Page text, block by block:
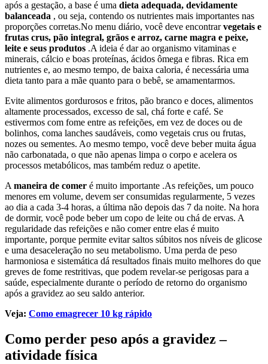
após a gestação, a base é uma dieta adequada, devidamente
balanceada , ou seja, contendo os nutrientes mais importantes nas
proporções corretas.No menu diário, você deve encontrarvegetais e
frutas crus, pão integral, grãos e arroz, carne magra e peixe,
leite e seus produtos .A ideia é dar ao organismo vitaminas e
minerais, cálcio e boas proteínas, ácidos ômega e fibras. Rica em
nutrientes e, ao mesmo tempo, de baixa caloria, é necessária uma
dieta tanto para a mãe quanto para o bebê, se amamentarmos.
Evite alimentos gordurosos e fritos, pão branco e doces, alimentos
altamente processados, excesso de sal, chá forte e café. Se
estivermos com fome entre as refeições, em vez de doces ou de
bolinhos, coma lanches saudáveis, como vegetais crus ou frutas,
nozes ou sementes. Ao mesmo tempo, você deve beber muita água
não carbonatada, o que não apenas limpa o corpo e acelera os
processos metabólicos, mas também reduz o apetite.
Amaneira de comer é muito importante .As refeições, um pouco
menores em volume, devem ser consumidas regularmente, 5 vezes
ao dia a cada 3-4 horas, a última não depois das 7 da noite. Na hora
de dormir, você pode beber um copo de leite ou chá de ervas. A
regularidade das refeições e não comer entre elas é muito
importante, porque permite evitar saltos súbitos nos níveis de glicose
e uma desaceleração no seu metabolismo. Uma perda de peso
harmoniosa e sistemática dá resultados finais muito melhores do que
greves de fome restritivas, que podem revelar-se perigosas para a
saúde, especialmente durante o período de retorno do organismo
após a gravidez ao seu saldo anterior.
Veja: Como emagrecer 10 kg rápido
Como perder peso após a gravidez –
atividade física